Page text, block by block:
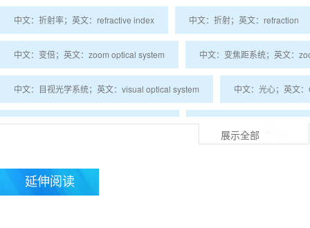
中文：折射率；英文：refractive index 中文：折射；英文：refraction
中文：变倍；英文：zoom optical system 中文：变焦距系统；英文：
中文：目视光学系统；英文：visual optical system 中文：光心；英文
中文：高斯光学；英文：Gaussian optics 中文：光学筒长；英文：
中文：注入锁定；英文：optical injection lock-ing
展示全部
延伸阅读